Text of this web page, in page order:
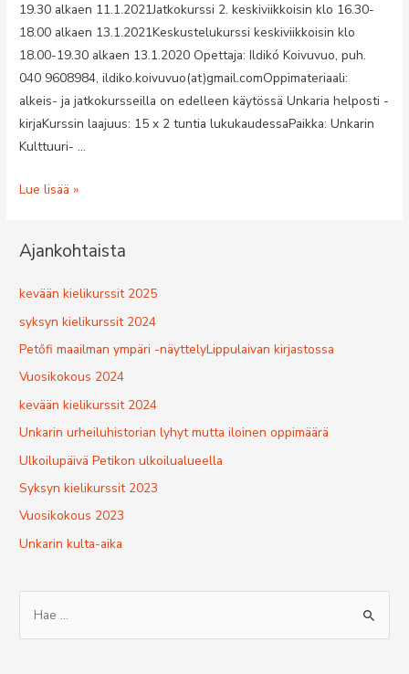
19.30 alkaen 11.1.2021Jatkokurssi 2. keskiviikkoisin klo 16.30-
18.00 alkaen 13.1.2021Keskustelukurssi keskiviikkoisin klo
18.00-19.30 alkaen 13.1.2020 Opettaja: Ildikó Koivuvuo, puh.
040 9608984, ildiko.koivuvuo(at)gmail.comOppimateriaali:
alkeis- ja jatkokursseilla on edelleen käytössä Unkaria helposti -
kirjaKurssin laajuus: 15 x 2 tuntia lukukaudessaPaikka: Unkarin
Kulttuuri- …
Kevään
Lue lisää »
Ajankohtaista
kevään kielikurssit 2025
syksyn kielikurssit 2024
Petőfi maailman ympäri -näyttelyLippulaivan kirjastossa
Vuosikokous 2024
kevään kielikurssit 2024
Unkarin urheiluhistorian lyhyt mutta iloinen oppimäärä
Ulkoilupäivä Petikon ulkoilualueella
Syksyn kielikurssit 2023
Vuosikokous 2023
Unkarin kulta-aika